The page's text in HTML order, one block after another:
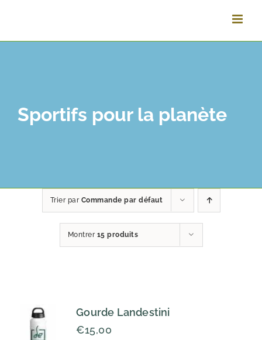
contenuto
Sportifs pour la planète
Trier par Commande par défaut
Montrer 15 produits
Gourde Landestini
€15,00